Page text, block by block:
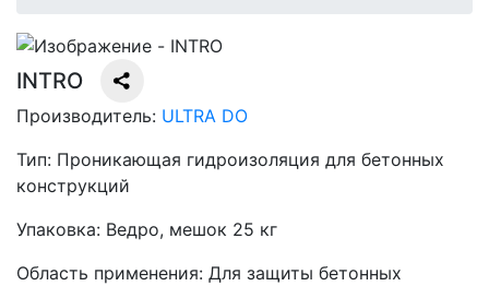
INTRO
Производитель: ULTRA DO
Тип: Проникающая гидроизоляция для бетонных
конструкций
Упаковка: Ведро, мешок 25 кг
Область применения: Для защиты бетонных